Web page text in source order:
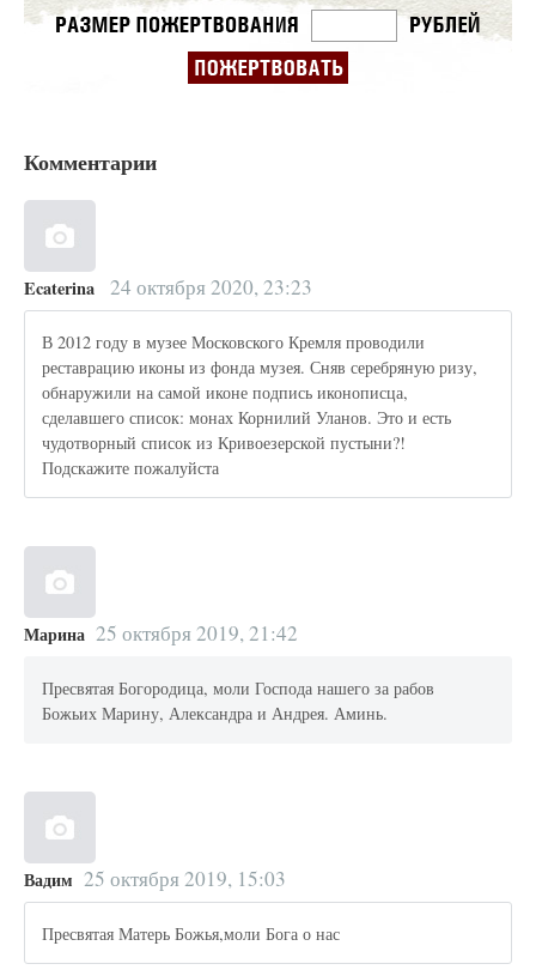
Комментарии
Ecaterina 24 октября 2020, 23:23
В 2012 году в музее Московского Кремля проводили
реставрацию иконы из фонда музея. Сняв серебряную ризу,
обнаружили на самой иконе подпись иконописца,
сделавшего список: монах Корнилий Уланов. Это и есть
чудотворный список из Кривоезерской пустыни?!
Подскажите пожалуйста
Марина 25 октября 2019, 21:42
Пресвятая Богородица, моли Господа нашего за рабов
Божьих Марину, Александра и Андрея. Аминь.
Вадим 25 октября 2019, 15:03
Пресвятая Матерь Божья,моли Бога о нас